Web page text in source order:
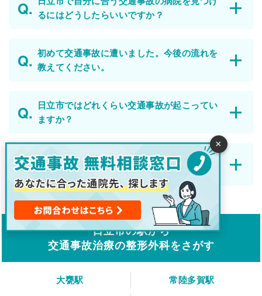
るにはどうしたらいいですか？
初めて交通事故に遭いました。今後の流れを
教えてください。
日立市ではどれくらい交通事故が起こってい
ますか？
整形外科と整骨院・接骨院の違いはなんです
か？
日立市の駅から
交通事故治療の整形外科をさがす
大甕駅 常陸多賀駅
×